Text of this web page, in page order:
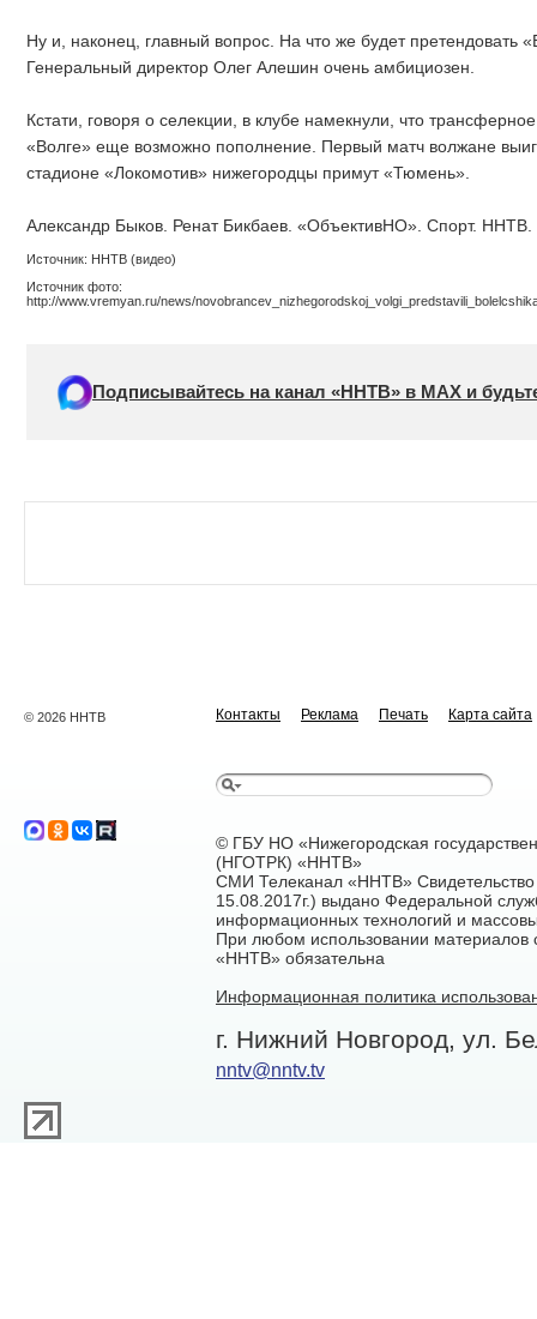
Ну и, наконец, главный вопрос. На что же будет претендовать
Генеральный директор Олег Алешин очень амбициозен.
Кстати, говоря о селекции, в клубе намекнули, что
«Волге» еще возможно пополнение. Первый матч волжане
стадионе «Локомотив» нижегородцы примут «Тюмень».
Александр Быков. Ренат Бикбаев. «ОбъективНО». Спорт. ННТВ.
Источник: ННТВ (видео)
Источник фото:
http://www.vremyan.ru/news/
Подписывайтесь на канал «ННТВ» в МАХ и
© 2026 ННТВ Контакты Реклама Печать Карта сайта
© ГБУ НО «Нижегородская
(НГОТРК) «ННТВ»
СМИ Телеканал «ННТВ»
15.08.2017г.) выдано Федеральной
информационных технологий и
При любом использовании материалов
«ННТВ» обязательна
Информационная политика
г. Нижний Новгород, ул.
nntv@nntv.tv